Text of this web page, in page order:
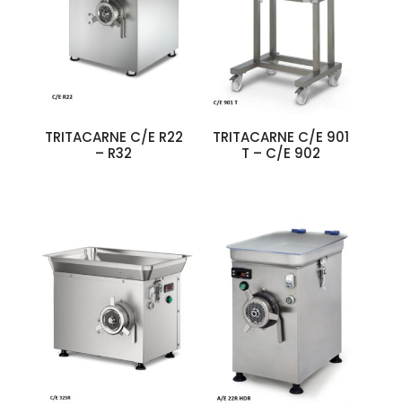
TRITACARNE C/E R22
– R32
TRITACARNE C/E 901
T – C/E 902